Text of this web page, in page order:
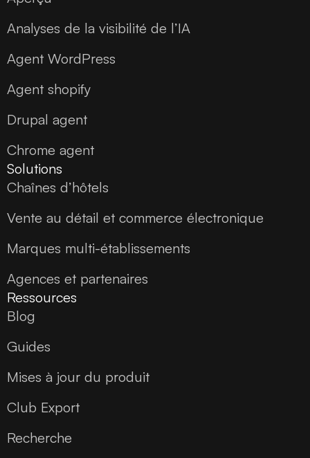
Analyses de la visibilité de l’IA
Agent WordPress
Agent shopify
Drupal agent
Chrome agent
Solutions
Chaînes d’hôtels
Vente au détail et commerce électronique
Marques multi-établissements
Agences et partenaires
Ressources
Blog
Guides
Mises à jour du produit
Club Export
Recherche